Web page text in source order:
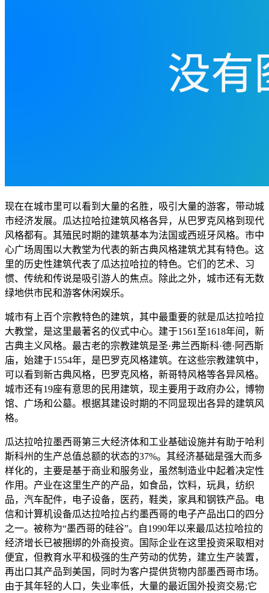
现在在城市里可以看到大量的名胜，吸引大量的游客，带动城
市经济发展。瓜达拉哈拉建筑风格各异，从巴罗克风格到现代
风格都有。其殖民时期的建筑基本为法国或西班牙风格。市中
心广场周围以大教堂为代表的新古典风格建筑尤其有特色。这
里的历史性建筑代表了瓜达拉哈拉的特色。它们的艺术、习
惯、传统和传说是吸引游人的焦点。除此之外，城市还有无数
绿地供市民和游客休闲娱乐。
城市有上百个宗教特色的建筑，其中最重要的就是瓜达拉哈拉
大教堂，是这里最著名的仪式中心。建于1561至1618年间，新
古典主义风格。最古老的宗教建筑是圣·弗兰西斯科·德·阿西斯
庙，始建于1554年，是巴罗克风格建筑。在这些宗教建筑中，
可以看到新古典风格，巴罗克风格，新哥特风格等各异风格。
城市还有19座有意思的民用建筑，现主要用于政府办公，博物
馆、广场和公墓。根据其建设时期的不同显现出各异的建筑风
格。
瓜达拉哈拉墨西哥第三大经济体和工业基础设施并有助于哈利
斯科州的生产总值总额的状态的37%。其经济基础是强大而多
样化的，主要是基于商业和服务业，虽然制造业中起着决定性
作用。产业在这里生产的产品，如食品，饮料，玩具，纺织
品，汽车配件，电子设备，医药，鞋类，家具和钢铁产品。电
信和计算机设备瓜达拉哈拉占约墨西哥的电子产品出口的四分
之一。被称为“墨西哥的硅谷”。自1990年以来最瓜达拉哈拉的
经济增长已被捆绑的外商投资。国际企业在这里投资采取相对
便宜，但教育水平和极强的生产劳动的优势，建立生产装置，
再出口其产品到美国，同时为客户提供货物内部墨西哥市场。
由于其年轻的人口，失业率低，大量的最近国外投资交易;它